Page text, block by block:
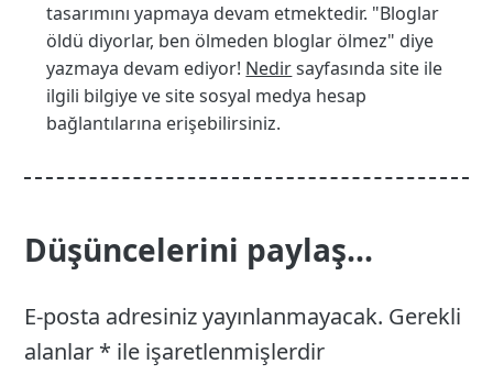
tasarımını yapmaya devam etmektedir. "Bloglar
öldü diyorlar, ben ölmeden bloglar ölmez" diye
yazmaya devam ediyor! Nedirsayfasında site ile
ilgili bilgiye ve site sosyal medya hesap
bağlantılarına erişebilirsiniz.
Düşüncelerini paylaş...
E-posta adresiniz yayınlanmayacak. Gerekli
alanlar * ile işaretlenmişlerdir